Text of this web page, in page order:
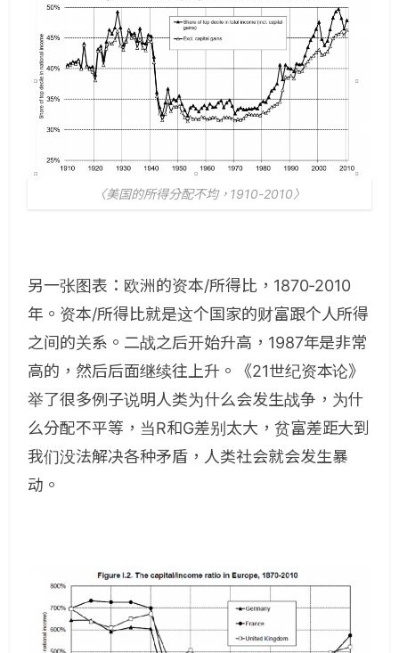
〈美国的所得分配不均，1910-2010〉
另一张图表：欧洲的资本/所得比，1870-2010
年。资本/所得比就是这个国家的财富跟个人所得
之间的关系。二战之后开始升高，1987年是非常
高的，然后后面继续往上升。《21世纪资本论》
举了很多例子说明人类为什么会发生战争，为什
么分配不平等，当R和G差别太大，贫富差距大到
我们没法解决各种矛盾，人类社会就会发生暴
动。